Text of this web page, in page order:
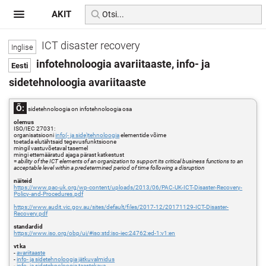
ICT disaster recovery
infotehnoloogia avariitaaste, info- ja
sidetehnoloogia avariitaaste
Õ:
sidetehnoloogia on infotehnoloogia osa
olemus
ISO/IEC 27031:
organisatsiooniinfo(- ja side)tehnoloogiaelementide võime
toetada elutähtsaid tegevusfunktsioone
mingil vastuvõetaval tasemel
mingi ettemääratud ajaga pärast katkestust
=ability of the ICT elements of an organization to support its critical business functions to an
acceptable level within a predetermined period of time following a disruption
näiteid
https://www.pac-uk.org/wp-content/uploads/2013/06/PAC-UK-ICT-Disaster-Recovery-
Policy-and-Procedures.pdf
https://www.audit.vic.gov.au/sites/default/files/2017-12/20171129-ICT-Disaster-
Recovery.pdf
standardid
https://www.iso.org/obp/ui/#iso:std:iso-iec:24762:ed-1:v1:en
vt ka
-avariitaaste
-info- ja sidetehnoloogia jätkuvalmidus
AKIT